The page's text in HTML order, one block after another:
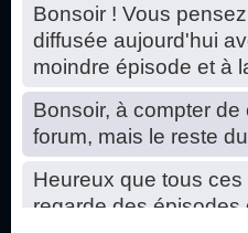
Bonsoir ! Vous
diffusée aujourd'hui
moindre épisode et à
Bonsoir, à compter
forum, mais le reste
Heureux que tous
regarde des épisodes